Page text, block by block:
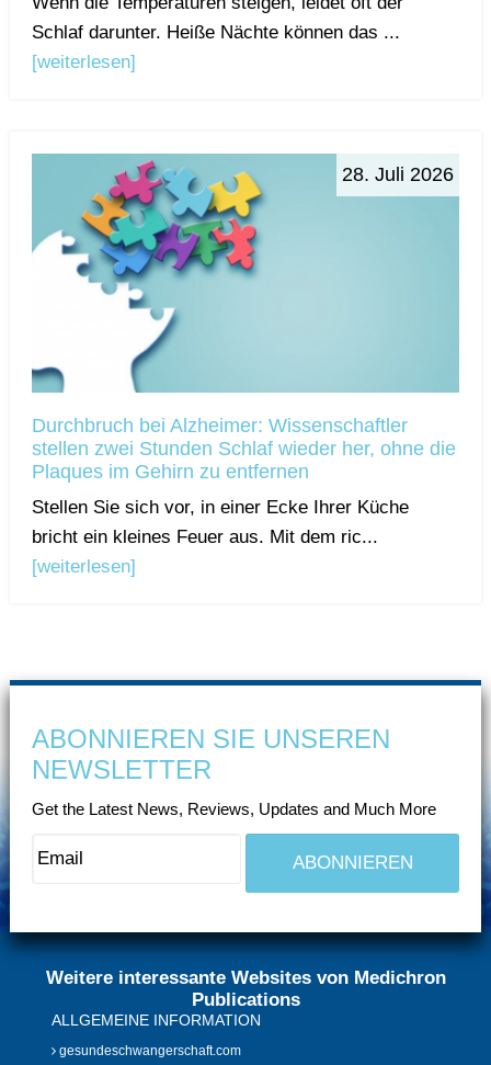
Schlaf darunter. Heiße Nächte können das ...
[weiterlesen]
28. Juli 2026
Durchbruch bei Alzheimer: Wissenschaftler
stellen zwei Stunden Schlaf wieder her, ohne die
Plaques im Gehirn zu entfernen
Stellen Sie sich vor, in einer Ecke Ihrer Küche
bricht ein kleines Feuer aus. Mit dem ric...
[weiterlesen]
ABONNIEREN SIE UNSEREN
NEWSLETTER
Get the Latest News, Reviews, Updates and Much More
Weitere interessante Websites von Medichron
Publications
ALLGEMEINE INFORMATION
gesundeschwangerschaft.com